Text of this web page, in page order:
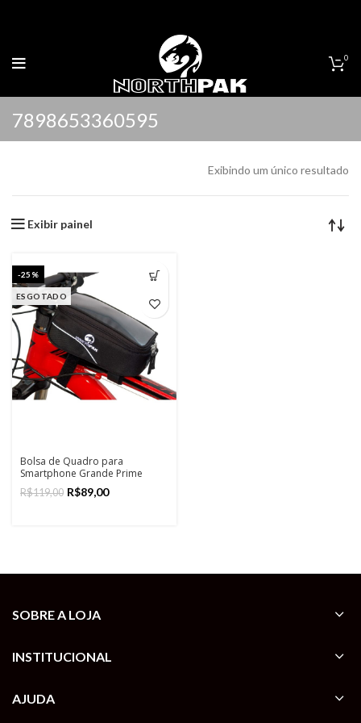
0
7898653360595
Exibindo um único resultado
Exibir painel
-25%
ESGOTADO
Bolsa de Quadro para
Smartphone Grande Prime
Northpak
R$119,00 R$89,00
SOBRE A LOJA
INSTITUCIONAL
AJUDA